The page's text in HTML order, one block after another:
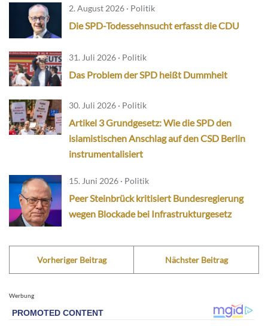
2. August 2026 · Politik
Die SPD-Todessehnsucht erfasst die CDU
31. Juli 2026 · Politik
Das Problem der SPD heißt Dummheit
30. Juli 2026 · Politik
Artikel 3 Grundgesetz: Wie die SPD den
islamistischen Anschlag auf den CSD Berlin
instrumentalisiert
15. Juni 2026 · Politik
Peer Steinbrück kritisiert Bundesregierung
wegen Blockade bei Infrastrukturgesetz
Vorheriger Beitrag Nächster Beitrag
Werbung